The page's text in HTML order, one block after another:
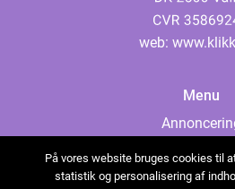
web:
Menu
Cookies
På vores website bruges cookies til
statistik og personalisering af